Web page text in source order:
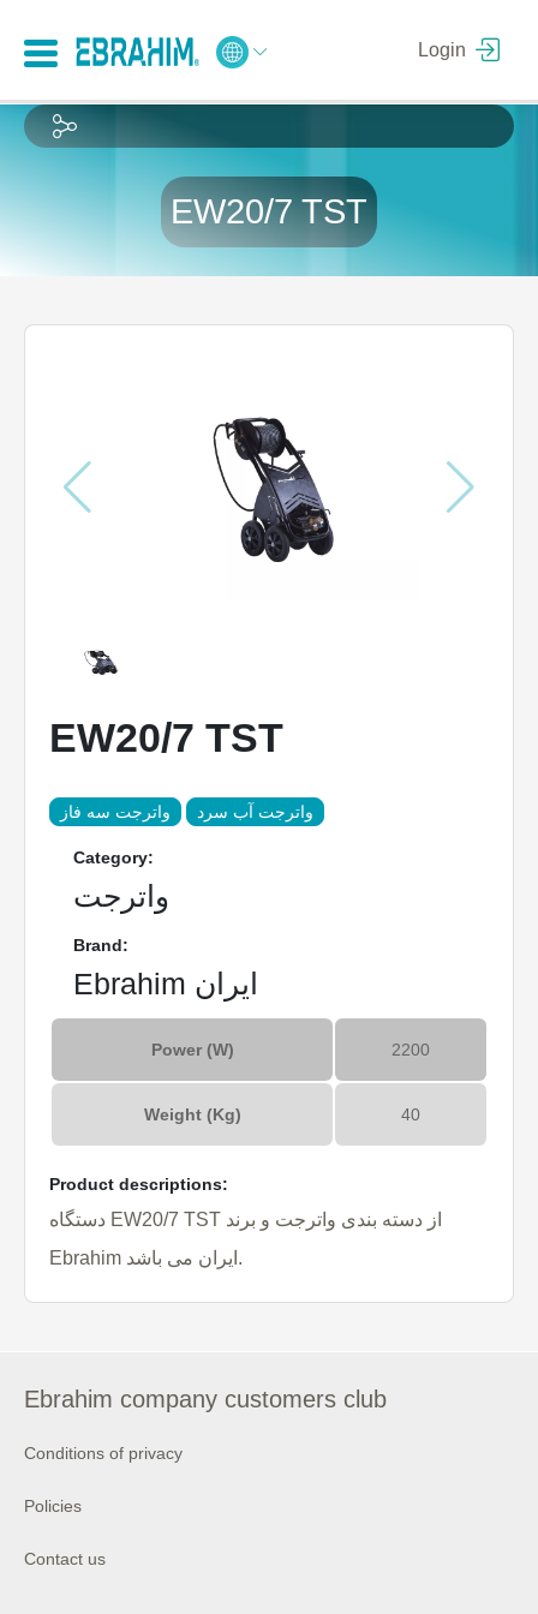
Login
EW20/7 TST
EW20/7 TST
واترجت سه فاز واترجت آب سرد
Category:
واترجت
Brand:
Ebrahim ایران
Power (W) 2200
Weight (Kg) 40
Product descriptions:
دستگاه EW20/7 TST از دسته بندی واترجت و برند
Ebrahim ایران می باشد.
Ebrahim company customers club
Conditions of privacy
Policies
Contact us